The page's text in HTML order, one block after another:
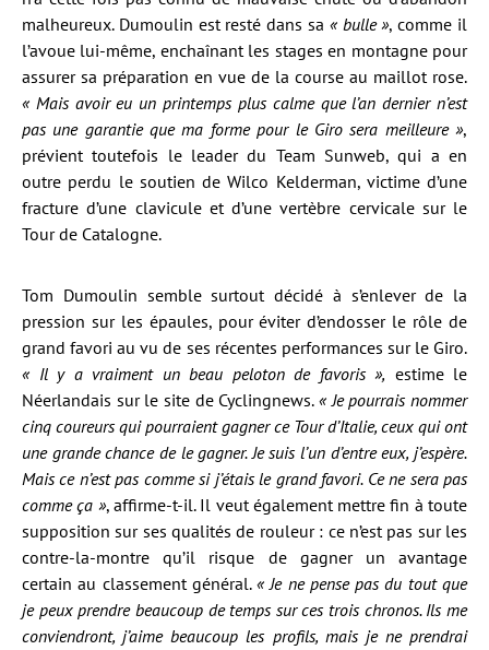
malheureux. Dumoulin est resté dans sa « bulle », comme il
l’avoue lui-même, enchaînant les stages en montagne pour
assurer sa préparation en vue de la course au maillot rose.
« Mais avoir eu un printemps plus calme que l’an dernier n’est
pas une garantie que ma forme pour le Giro sera meilleure »,
prévient toutefois le leader du Team Sunweb, qui a en
outre perdu le soutien de Wilco Kelderman, victime d’une
fracture d’une clavicule et d’une vertèbre cervicale sur le
Tour de Catalogne.
Tom Dumoulin semble surtout décidé à s’enlever de la
pression sur les épaules, pour éviter d’endosser le rôle de
grand favori au vu de ses récentes performances sur le Giro.
« Il y a vraiment un beau peloton de favoris », estime le
Néerlandais sur le site de Cyclingnews. « Je pourrais nommer
cinq coureurs qui pourraient gagner ce Tour d’Italie, ceux qui ont
une grande chance de le gagner. Je suis l’un d’entre eux, j’espère.
Mais ce n’est pas comme si j’étais le grand favori. Ce ne sera pas
comme ça », affirme-t-il. Il veut également mettre fin à toute
supposition sur ses qualités de rouleur : ce n’est pas sur les
contre-la-montre qu’il risque de gagner un avantage
certain au classement général.« Je ne pense pas du tout que
je peux prendre beaucoup de temps sur ces trois chronos. Ils me
conviendront, j’aime beaucoup les profils, mais je ne prendrai